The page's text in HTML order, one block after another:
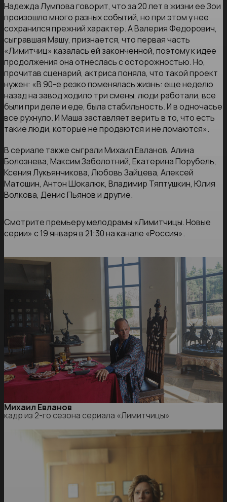
Надежда Лумпова говорит, что за 20 лет в жизни ее Зои
произошло много разных событий, но при этом у нее
сохранился прежний характер. А Валерия Федорович,
сыгравшая Машу, признается, что первая часть
«Лимитчиц» казалась ей законченной, поэтому к идее
продолжения она отнеслась с осторожностью. Но,
прочитав сценарий, актриса поняла, что такой проект
нужен: «В 90-е резко поменялась жизнь: еще неделю
назад на завод ходило три смены, люди работали, все
были при деле и еде, была стабильность. И в одночасье
все рухнуло. И Маша заставляет верить в то, что есть
такие люди, которые не продаются и не ломаются».
В сериале также сыграли Михаил Евланов, Алина
Болознева, Максим Заболотний, Екатерина Порубель,
Ксения Лукьянчикова, Любовь Зайцева, Алексей
Матошин, Антон Шокалюк, Владимир Тяптушкин, Юлия
Волкова, Денис Пьянов и другие.
Смотрите премьеру мелодрамы «Лимитчицы. Новые
серии» с 19 января в 21:30 на канале «Россия».
Михаил Евланов
кадр из 2-го сезона сериала «Лимитчицы»